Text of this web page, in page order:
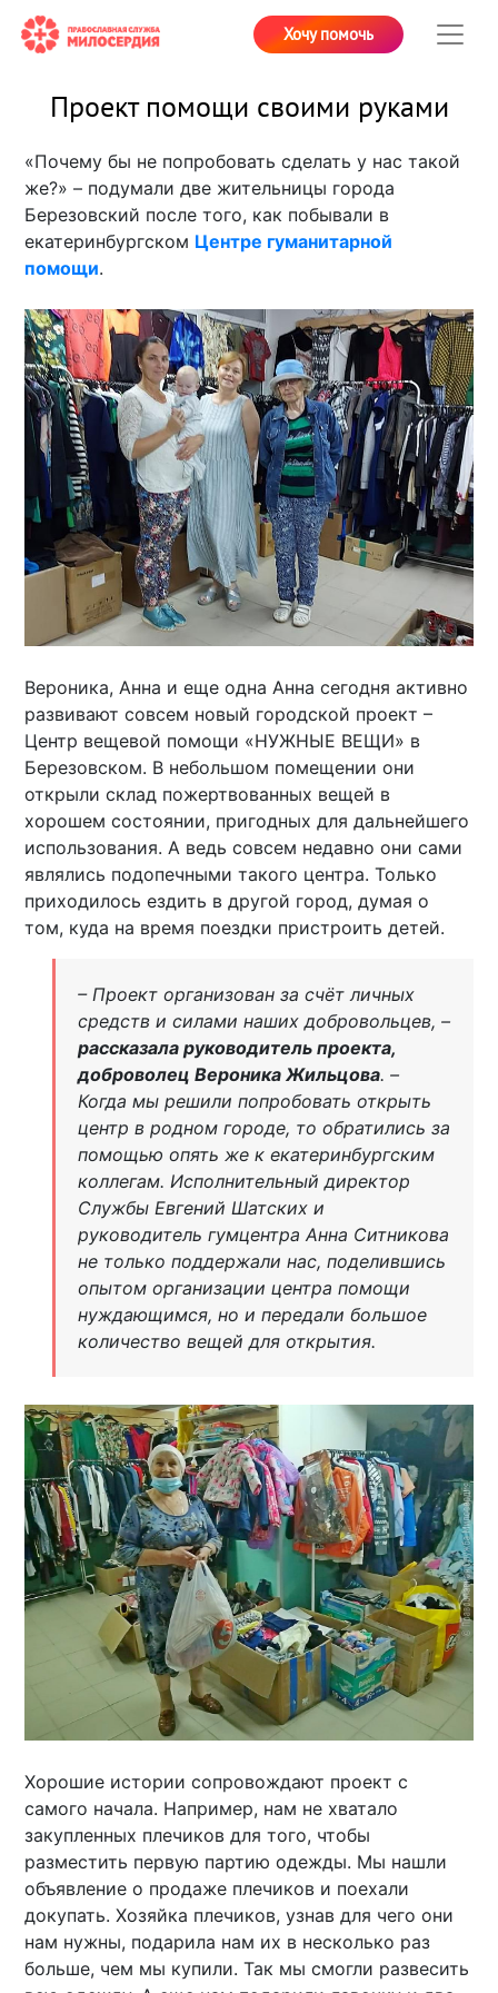
Хочу помочь
Проект помощи своими руками
«Почему бы не попробовать сделать у нас такой
же?» – подумали две жительницы города
Березовский после того, как побывали в
екатеринбургском Центре гуманитарной
помощи.
Вероника, Анна и еще одна Анна сегодня активно
развивают совсем новый городской проект –
Центр вещевой помощи «НУЖНЫЕ ВЕЩИ» в
Березовском. В небольшом помещении они
открыли склад пожертвованных вещей в
хорошем состоянии, пригодных для дальнейшего
использования. А ведь совсем недавно они сами
являлись подопечными такого центра. Только
приходилось ездить в другой город, думая о
том, куда на время поездки пристроить детей.
– Проект организован за счёт личных
средств и силами наших добровольцев, –
рассказала руководитель проекта,
доброволец Вероника Жильцова. –
Когда мы решили попробовать открыть
центр в родном городе, то обратились за
помощью опять же к екатеринбургским
коллегам. Исполнительный директор
Службы Евгений Шатских и
руководитель гумцентра Анна Ситникова
не только поддержали нас, поделившись
опытом организации центра помощи
нуждающимся, но и передали большое
количество вещей для открытия.
Хорошие истории сопровождают проект с
самого начала. Например, нам не хватало
закупленных плечиков для того, чтобы
разместить первую партию одежды. Мы нашли
объявление о продаже плечиков и поехали
докупать. Хозяйка плечиков, узнав для чего они
нам нужны, подарила нам их в несколько раз
больше, чем мы купили. Так мы смогли развесить